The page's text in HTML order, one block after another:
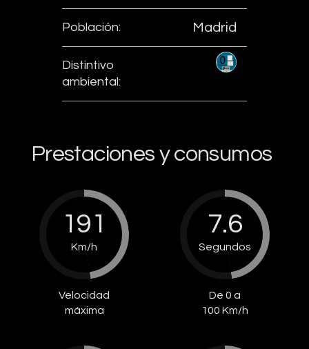
Población: Madrid
Distintivo
ambiental:
Prestaciones y consumos
191
Km/h
Velocidad
máxima
7.6
Segundos
De 0 a
100 Km/h